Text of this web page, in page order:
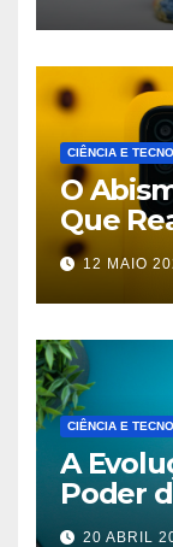
CIÊNCIA E
O
Que
em12 MAIO
CIÊNCIA E
A
Poder
20 ABRIL